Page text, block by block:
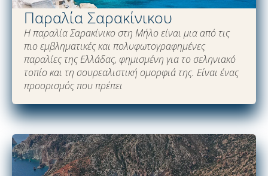
Παραλία Σαρακίνικου
Η παραλία Σαρακίνικο στη Μήλο είναι μια από τις
πιο εμβληματικές και πολυφωτογραφημένες
παραλίες της Ελλάδας, φημισμένη για το σεληνιακό
τοπίο και τη σουρεαλιστική ομορφιά της. Είναι ένας
προορισμός που πρέπει